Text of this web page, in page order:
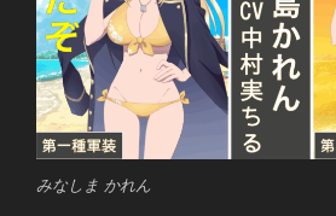
みなしま かれん